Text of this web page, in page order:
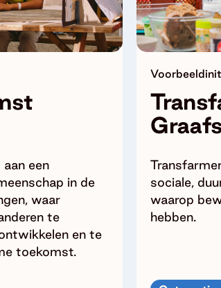
een
in de
waar
te
en te
toekomst.
sociale,
waarop
hebben.